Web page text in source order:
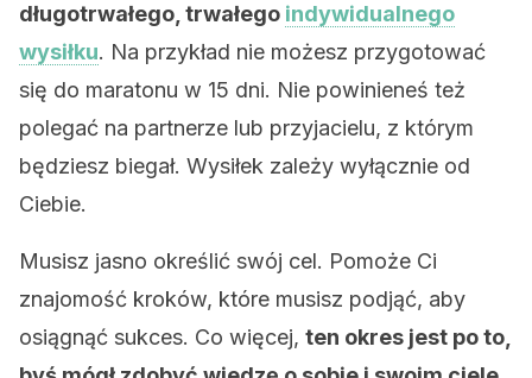
długotrwałego, trwałego indywidualnego
wysiłku. Na przykład nie możesz przygotować
się do maratonu w 15 dni. Nie powinieneś też
polegać na partnerze lub przyjacielu, z którym
będziesz biegał. Wysiłek zależy wyłącznie od
Ciebie.
Musisz jasno określić swój cel. Pomoże Ci
znajomość kroków, które musisz podjąć, aby
osiągnąć sukces. Co więcej, ten okres jest po to,